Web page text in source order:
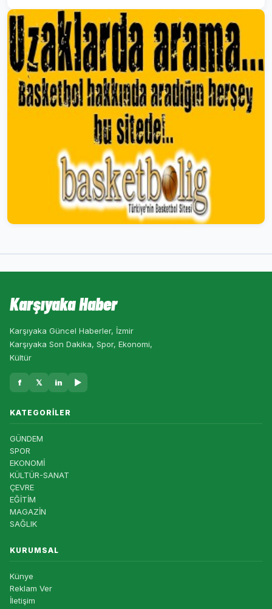
Karşıyaka Haber
Karşıyaka Güncel Haberler, İzmir
Karşıyaka Son Dakika, Spor, Ekonomi,
Kültür
f 𝕏 in ▶
KATEGORILER
GÜNDEM
SPOR
EKONOMİ
KÜLTÜR-SANAT
ÇEVRE
EĞİTİM
MAGAZİN
SAĞLIK
KURUMSAL
Künye
Reklam Ver
İletişim